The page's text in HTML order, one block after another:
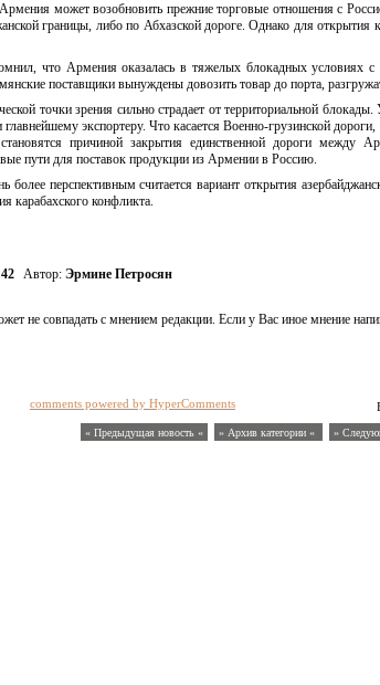
может возобновить прежние торговые отношения с
границы, либо по Абхазской дороге. Однако для
что Армения оказалась в тяжелых блокадных условиях
поставщики вынуждены довозить товар до порта,
точки зрения сильно страдает от территориальной
главнейшему экспортеру. Что касается Военно-грузинской
причиной закрытия единственной дороги между
пути для поставок продукции из Армении в Россию.
более перспективным считается вариант открытия
карабахского конфликта.
Автор: Эрмине Петросян
не совпадать с мнением редакции. Если у Вас иное мнение
comments powered by HyperComments
« Предыдущая новость « » Архив категории « »